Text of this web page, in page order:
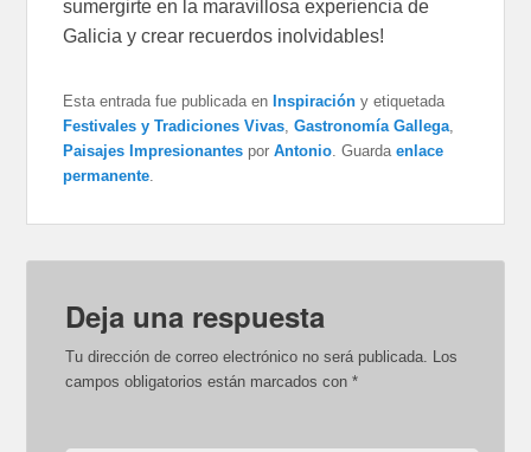
sumergirte en la maravillosa experiencia de
Galicia y crear recuerdos inolvidables!
Esta entrada fue publicada en Inspiración y etiquetada
Festivales y Tradiciones Vivas,Gastronomía Gallega,
Paisajes Impresionantes porAntonio. Guardaenlace
permanente.
Deja una respuesta
Tu dirección de correo electrónico no será publicada. Los
campos obligatorios están marcados con*